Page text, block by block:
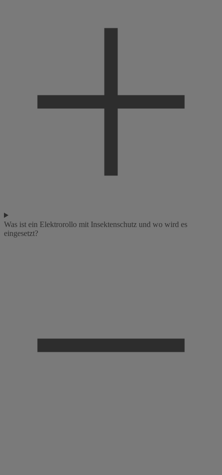
Was ist ein Elektrorollo mit Insektenschutz und wo wird es
eingesetzt?